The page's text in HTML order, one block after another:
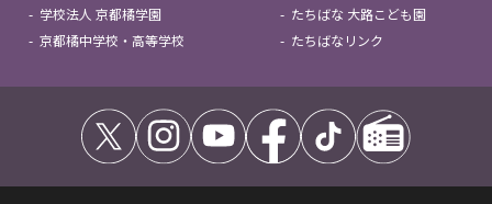
学校法人 京都橘学園
京都橘中学校・高等学校
たちばな 大路こども園
たちばなリンク